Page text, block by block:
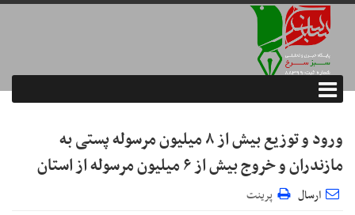
ورود و توزیع بیش از ۸ میلیون مرسوله پستی به
مازندران و خروج بیش از ۶ میلیون مرسوله از استان
ارسال پرینت